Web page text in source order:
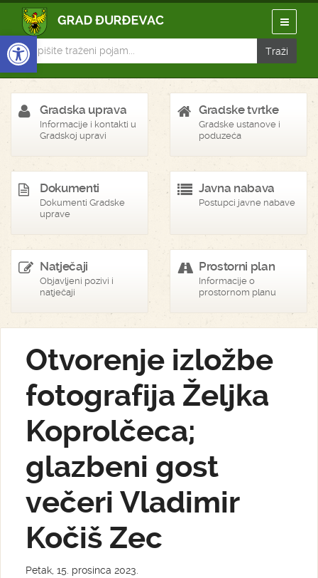
Open toolbar
Gradska uprava
Informacije i kontakti u
Gradskoj upravi
Gradske tvrtke
Gradske ustanove i
poduzeća
Dokumenti
Dokumenti Gradske
uprave
Javna nabava
Postupci javne nabave
Natječaji
Objavljeni pozivi i
natječaji
Prostorni plan
Informacije o
prostornom planu
Otvorenje izložbe
fotografija Željka
Koprolčeca;
glazbeni gost
večeri Vladimir
Kočiš Zec
Petak, 15. prosinca 2023.